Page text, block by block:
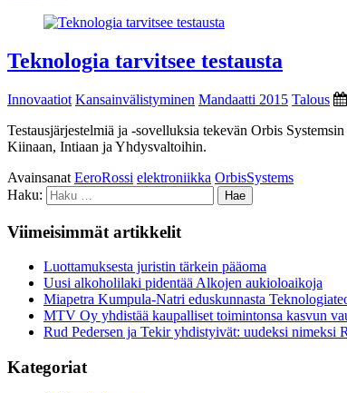
Teknologia tarvitsee testausta
Innovaatiot Kansainvälistyminen Mandaatti 2015 Talous
Testausjärjestelmiä ja -sovelluksia tekevän Orbis
Kiinaan, Intiaan ja Yhdysvaltoihin.
Avainsanat EeroRossi elektroniikka OrbisSystems
Haku:
Viimeisimmät artikkelit
Luottamuksesta juristin tärkein pääoma
Uusi alkoholilaki pidentää Alkojen aukioloaikoja
Miapetra Kumpula-Natri eduskunnasta
MTV Oy yhdistää kaupalliset toimintonsa kasvun
Rud Pedersen ja Tekir yhdistyivät: uudeksi nimeksi
Kategoriat